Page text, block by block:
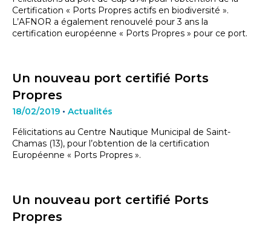
Certification « Ports Propres actifs en biodiversité ».
L’AFNOR a également renouvelé pour 3 ans la
certification européenne « Ports Propres » pour ce port.
Un nouveau port certifié Ports
Propres
18/02/2019 • Actualités
Félicitations au Centre Nautique Municipal de Saint-
Chamas (13), pour l’obtention de la certification
Européenne « Ports Propres ».
Un nouveau port certifié Ports
Propres